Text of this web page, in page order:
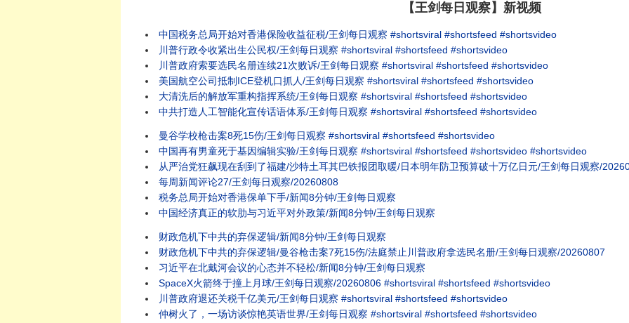
【王剑每日观察】新视频
中国税务总局开始对香港保险收益征税/王剑每日观察 #shortsviral #shortsfeed #shortsvideo
川普行政令收紧出生公民权/王剑每日观察 #shortsviral #shortsfeed #shortsvideo
川普政府索要选民名册连续21次败诉/王剑每日观察 #shortsviral #shortsfeed #shortsvideo
美国航空公司抵制ICE登机口抓人/王剑每日观察 #shortsviral #shortsfeed #shortsvideo
大清洗后的解放军重构指挥系统/王剑每日观察 #shortsviral #shortsfeed #shortsvideo
中共打造人工智能化宣传话语体系/王剑每日观察 #shortsviral #shortsfeed #shortsvideo
曼谷学校枪击案8死15伤/王剑每日观察 #shortsviral #shortsfeed #shortsvideo
中国再有男童死于基因编辑实验/王剑每日观察 #shortsviral #shortsfeed #shortsvideo #shortsvideo
从严治党狂飙现在刮到了福建/沙特土耳其巴铁报团取暖/日本明年防卫预算破十万亿日元/王剑每日观察/
每周新闻评论27/王剑每日观察/20260808
税务总局开始对香港保单下手/新闻8分钟/王剑每日观察
中国经济真正的软肋与习近平对外政策/新闻8分钟/王剑每日观察
财政危机下中共的弃保逻辑/新闻8分钟/王剑每日观察
财政危机下中共的弃保逻辑/曼谷枪击案7死15伤/法庭禁止川普政府拿选民名册/王剑每日观察/20260807
习近平在北戴河会议的心态并不轻松/新闻8分钟/王剑每日观察
SpaceX火箭终于撞上月球/王剑每日观察/20260806 #shortsviral #shortsfeed #shortsvideo
川普政府退还关税千亿美元/王剑每日观察 #shortsviral #shortsfeed #shortsvideo
仲树火了，一场访谈惊艳英语世界/王剑每日观察 #shortsviral #shortsfeed #shortsvideo